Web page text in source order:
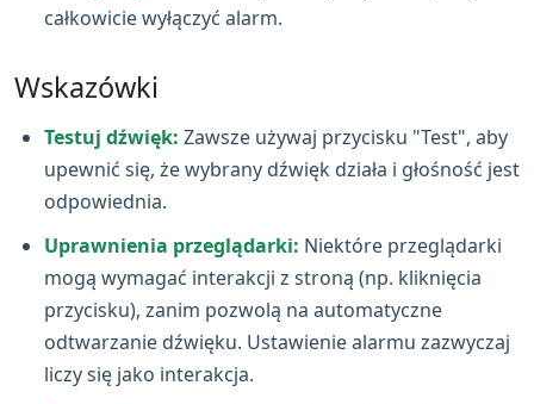
całkowicie wyłączyć alarm.
Wskazówki
Testuj dźwięk: Zawsze używaj przycisku "Test", aby
upewnić się, że wybrany dźwięk działa i głośność jest
odpowiednia.
Uprawnienia przeglądarki: Niektóre przeglądarki
mogą wymagać interakcji z stroną (np. kliknięcia
przycisku), zanim pozwolą na automatyczne
odtwarzanie dźwięku. Ustawienie alarmu zazwyczaj
liczy się jako interakcja.